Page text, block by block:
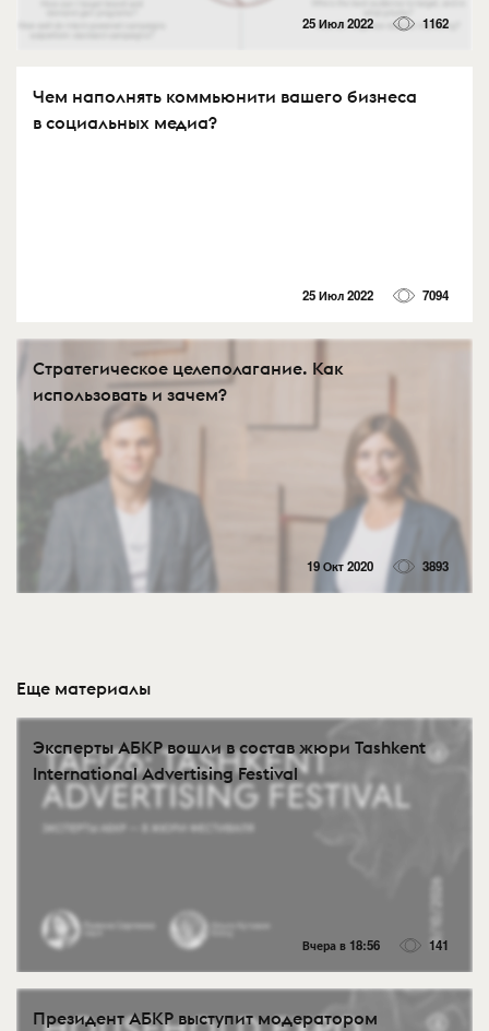
25 Июл 2022 1162
Чем наполнять коммьюнити вашего бизнеса
в социальных медиа?
25 Июл 2022 7094
Стратегическое целеполагание. Как
использовать и зачем?
19 Окт 2020 3893
Еще материалы
Эксперты АБКР вошли в состав жюри Tashkent
International Advertising Festival
Вчера в 18:56 141
Президент АБКР выступит модератором